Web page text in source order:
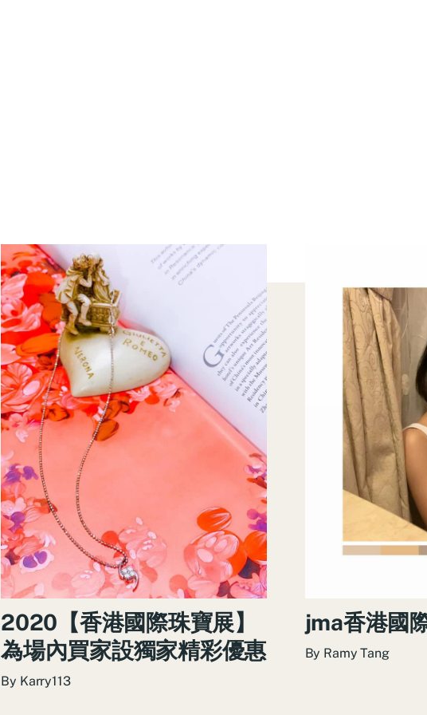
2020【香港國際珠寶展】
為場內買家設獨家精彩優惠
By Karry113
jma香港國
By Ramy Tang